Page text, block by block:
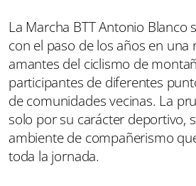
La Marcha BTT Antonio Blanco
con el paso de los años en una
amantes del ciclismo de
participantes de diferentes
de comunidades vecinas. La
solo por su carácter deportivo,
ambiente de compañerismo
toda la jornada.